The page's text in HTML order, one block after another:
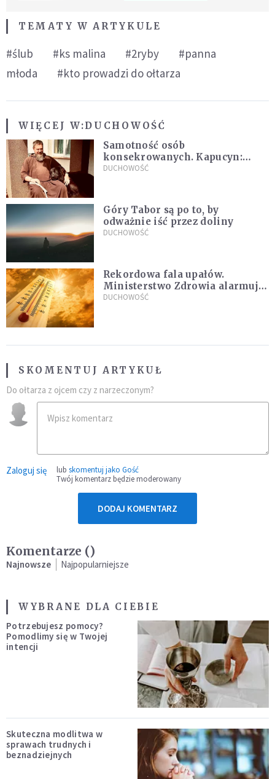
TEMATY W ARTYKULE
#ślub #ks malina #2ryby
#panna
młoda
#kto prowadzi do ołtarza
WIĘCEJ W:DUCHOWOŚĆ
Samotność osób
konsekrowanych. Kapucyn:
Życie w pojedynkę rzadko jest
DUCHOWOŚĆ
Góry Tabor są po to, by
odważnie iść przez doliny
DUCHOWOŚĆ
Rekordowa fala upałów.
Ministerstwo Zdrowia alarmuje
po doświadczeniach z czerwca
DUCHOWOŚĆ
SKOMENTUJ ARTYKUŁ
Do ołtarza z ojcem czy z narzeczonym?
Zaloguj się lub skomentuj jako Gość
Twój komentarz będzie moderowany
DODAJ KOMENTARZ
Komentarze ()
Najnowsze Najpopularniejsze
WYBRANE DLA CIEBIE
Potrzebujesz pomocy?
Pomodlimy się w Twojej
intencji
Skuteczna modlitwa w
sprawach trudnych i
beznadziejnych